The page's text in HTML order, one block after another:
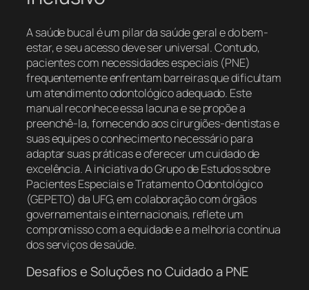
A saúde bucal é um pilar da saúde geral e do bem-
estar, e seu acesso deve ser universal. Contudo,
pacientes com necessidades especiais (PNE)
frequentemente enfrentam barreiras que dificultam
um atendimento odontológico adequado. Este
manual reconhece essa lacuna e se propõe a
preenchê-la, fornecendo aos cirurgiões-dentistas e
suas equipes o conhecimento necessário para
adaptar suas práticas e oferecer um cuidado de
excelência. A iniciativa do Grupo de Estudos sobre
Pacientes Especiais e Tratamento Odontológico
(GEPETO) da UFG, em colaboração com órgãos
governamentais e internacionais, reflete um
compromisso com a equidade e a melhoria contínua
dos serviços de saúde.
Desafios e Soluções no Cuidado a PNE